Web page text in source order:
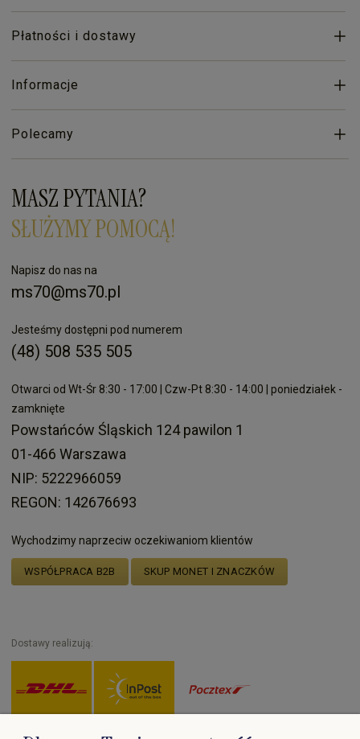
Płatności i dostawy
Informacje
Polecamy
MASZ PYTANIA?
SŁUŻYMY POMOCĄ!
Napisz do nas na
ms70@ms70.pl
Jesteśmy dostępni pod numerem
(48) 508 535 505
Otwarci od Wt-Śr 8:30 - 17:00 | Czw-Pt 8:30 - 14:00 | poniedziałek -
zamknięte
Powstańców Śląskich 124 pawilon 1
01-466 Warszawa
NIP: 5222966059
REGON: 142676693
Wychodzimy naprzeciw oczekiwaniom klientów
WSPÓŁPRACA B2B SKUP MONET I ZNACZKÓW
Dostawy realizują: